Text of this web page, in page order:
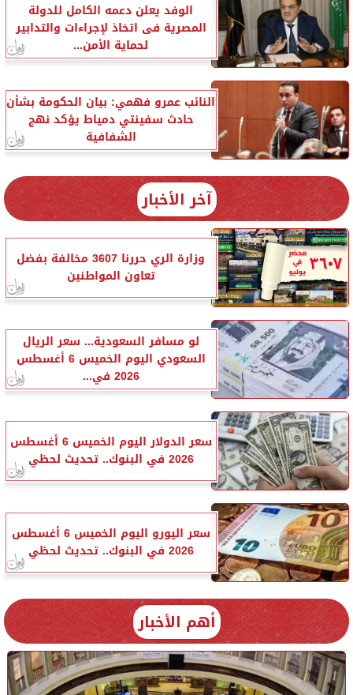
الوفد يعلن دعمه الكامل للدولة
المصرية فى اتخاذ لإجراءات والتدابير
لحماية الأمن...
النائب عمرو فهمي: بيان الحكومة بشأن
حادث سفينتي دمياط يؤكد نهج
الشفافية
آخر الأخبار
وزارة الري حررنا 3607 مخالفة بفضل
تعاون المواطنين
لو مسافر السعودية... سعر الريال
السعودي اليوم الخميس 6 أغسطس
2026 في...
سعر الدولار اليوم الخميس 6 أغسطس
2026 في البنوك.. تحديث لحظي
سعر اليورو اليوم الخميس 6 أغسطس
2026 في البنوك.. تحديث لحظي
أهم الأخبار